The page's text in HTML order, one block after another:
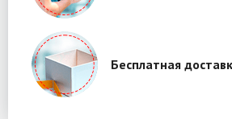
Бесплатная